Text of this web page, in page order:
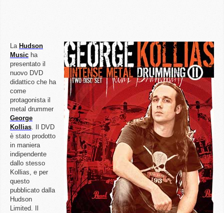
La Hudson
Music ha
presentato il
nuovo DVD
didattico che ha
come
protagonista il
metal drummer
George
Kollias. Il DVD
è stato prodotto
in maniera
indipendente
dallo stesso
Kollias, e per
questo
pubblicato dalla
Hudson
Limited. Il